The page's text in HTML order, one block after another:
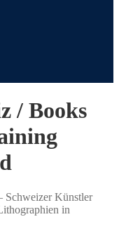
/ Books
Schweizer Künstler
in